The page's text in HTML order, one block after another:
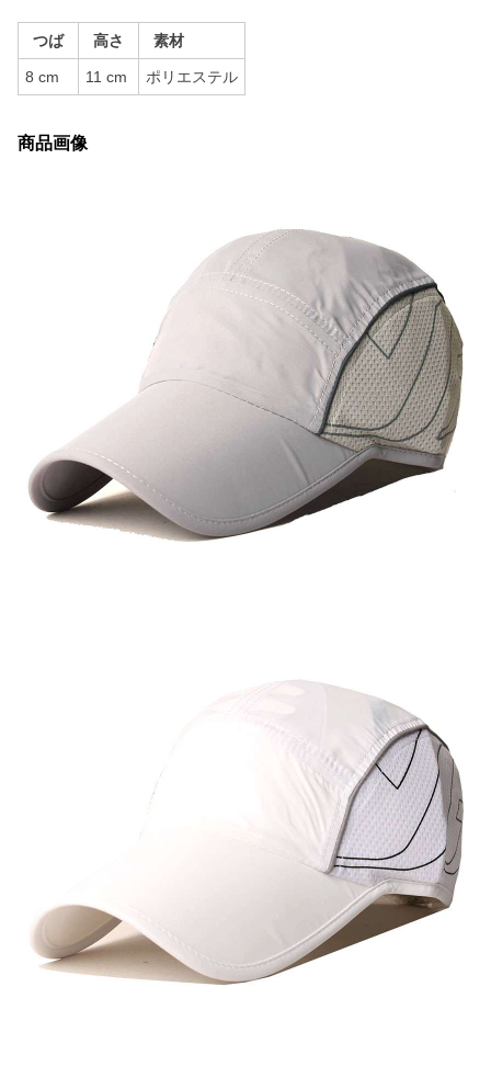
つば 高さ 素材
8 cm 11 cm ポリエステル
商品画像